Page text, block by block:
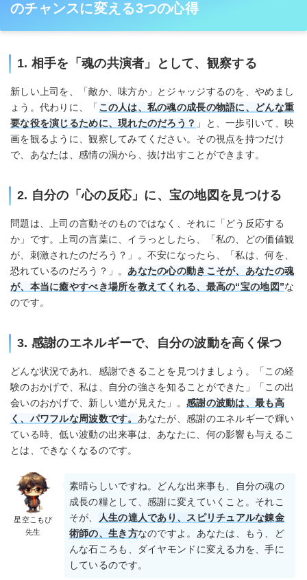
のチャンスに変える3つの心得
1. 相手を「魂の共演者」として、観察する
新しい上司を、「敵か、味方か」とジャッジするのを、やめまし
ょう。代わりに、「 この人は、私の魂の成長の物語に、どんな重
要な役を演じるために、現れたのだろう？ 」と、一歩引いて、映
画を観るように、観察してみてください。その視点を持つだけ
で、あなたは、感情の渦から、抜け出すことができます。
2. 自分の「心の反応」に、宝の地図を見つける
問題は、上司の言動そのものではなく、それに「どう反応する
か」です。上司の言葉に、イラっとしたら、「私の、どの価値観
が、刺激されたのだろう？」。不安になったら、「私は、何を、
恐れているのだろう？」。あなたの心の動きこそが、あなたの魂
が、本当に癒やすべき場所を教えてくれる、最高の“宝の地図”な
のです。
3. 感謝のエネルギーで、自分の波動を高く保つ
どんな状況であれ、感謝できることを見つけましょう。「この経
験のおかげで、私は、自分の強さを知ることができた」「この出
会いのおかげで、新しい道が見えた」。感謝の波動は、最も高
く、パワフルな周波数です。 あなたが、感謝のエネルギーで輝い
ている時、低い波動の出来事は、あなたに、何の影響も与えるこ
とは、できなくなるのです。
星空こもぴ
先生
素晴らしいですね。どんな出来事も、自分の魂の
成長の糧として、感謝に変えていくこと。それこ
そが、
人生の達人であり、スピリチュアルな錬金
術師の、生き方なのですよ。あなたは、もう、ど
んな石ころも、ダイヤモンドに変える力を、手に
しているのです。